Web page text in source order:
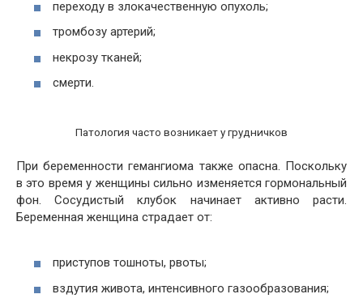
переходу в злокачественную опухоль;
тромбозу артерий;
некрозу тканей;
смерти.
Патология часто возникает у грудничков
При беременности гемангиома также опасна. Поскольку
в это время у женщины сильно изменяется гормональный
фон. Сосудистый клубок начинает активно расти.
Беременная женщина страдает от:
приступов тошноты, рвоты;
вздутия живота, интенсивного газообразования;